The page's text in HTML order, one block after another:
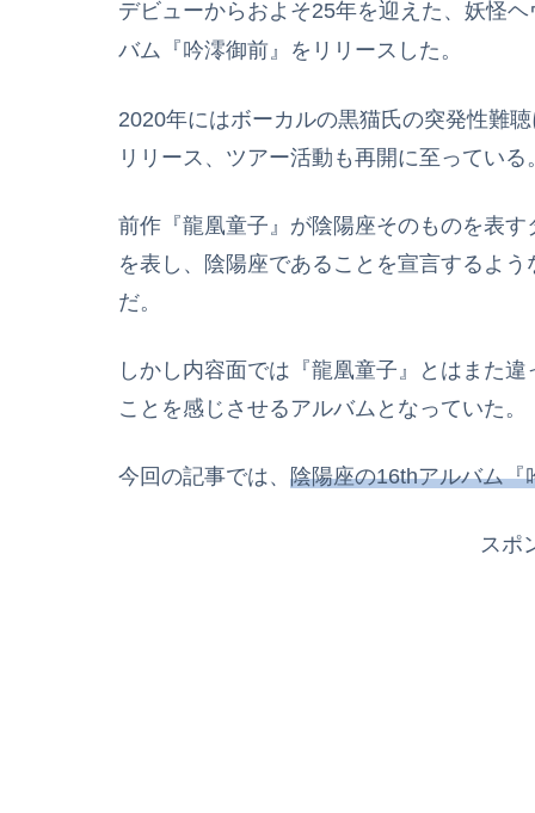
デビューからおよそ25年を迎えた、妖怪
バム『吟澪御前』をリリースした。
2020年にはボーカルの黒猫氏の突発性難
リリース、ツアー活動も再開に至っている
前作『龍凰童子』が陰陽座そのものを表
を表し、陰陽座であることを宣言するよ
だ。
しかし内容面では『龍凰童子』とはまた
ことを感じさせるアルバムとなっていた。
今回の記事では、 陰陽座の16thアルバム『
スポ